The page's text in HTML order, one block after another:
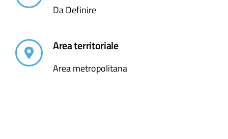
Da Definire
Area territoriale
Area metropolitana